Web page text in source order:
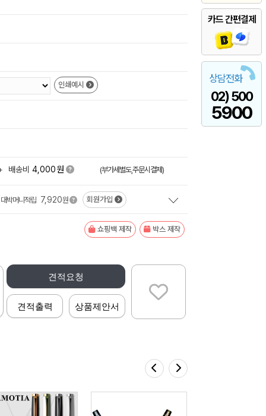
카드 간편결제
상담전화
02) 500
5900
인쇄예시
배송비 4,000원 (부가세별도,주문시결제)
대박머니적립 7,920원 회원가입
쇼핑백 제작 박스 제작
견적요청
견적출력 상품제안서